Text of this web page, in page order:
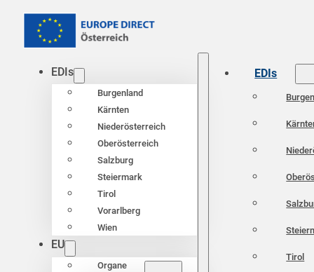
EDIs
Burgenland
Kärnten
Niederösterreich
Oberösterreich
Salzburg
Steiermark
Tirol
Vorarlberg
Wien
EU
Organe
EDIs
Tirol